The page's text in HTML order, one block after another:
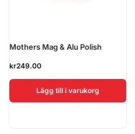
Mothers Mag & Alu Polish
kr249.00
Lägg till i varukorg